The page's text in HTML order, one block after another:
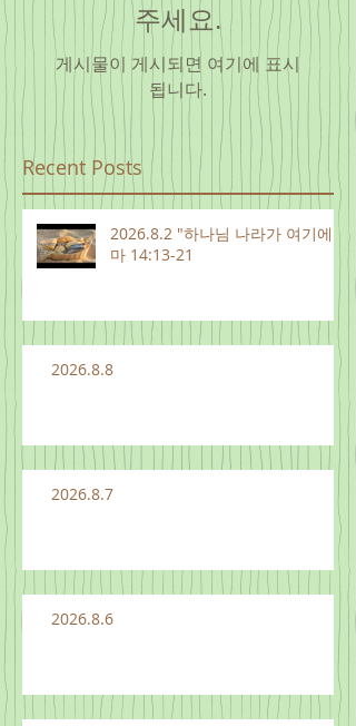
주세요.
게시물이 게시되면 여기에 표시
됩니다.
Recent Posts
2026.8.2 "하나님 나라가 여기에"
마 14:13-21
2026.8.8
2026.8.7
2026.8.6